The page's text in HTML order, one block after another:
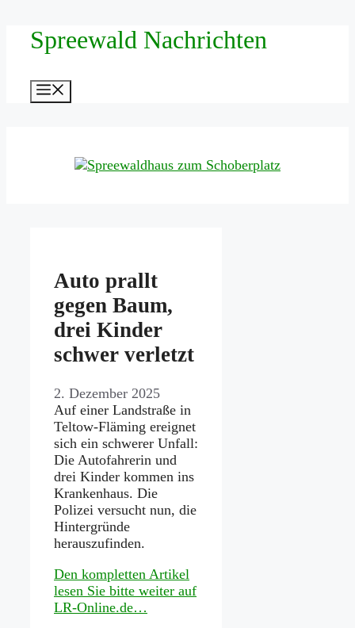
Zum
InhaltSpreewald Nachrichten
Auto prallt
gegen Baum,
drei Kinder
schwer verletzt
2. Dezember 2025
Auf einer Landstraße in
Teltow-Fläming ereignet
sich ein schwerer Unfall:
Die Autofahrerin und
drei Kinder kommen ins
Krankenhaus. Die
Polizei versucht nun, die
Hintergründe
herauszufinden.
Den kompletten Artikel
lesen Sie bitte weiter auf
LR-Online.de…